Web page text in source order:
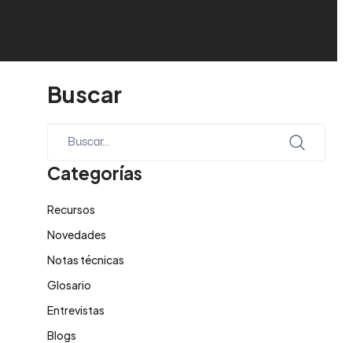
Buscar
Categorías
Recursos
Novedades
Notas técnicas
Glosario
Entrevistas
Blogs